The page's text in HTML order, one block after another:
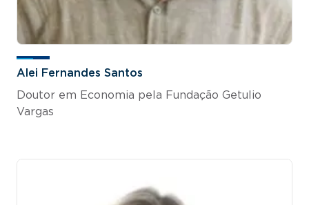
Alei Fernandes Santos
Doutor em Economia pela Fundação Getulio
Vargas